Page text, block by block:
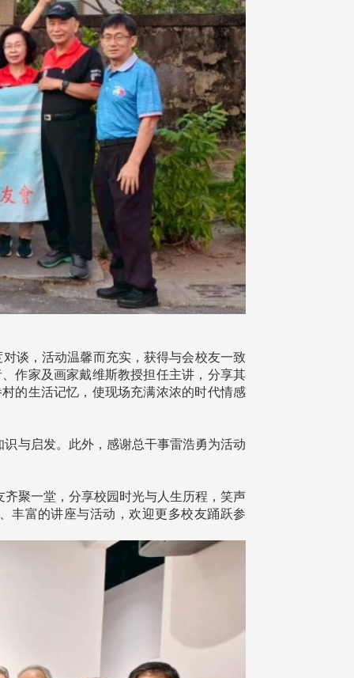
谈，活动温馨而充实，获得与会校友一致
作家及画家戴维斯教授担任主讲，分享其
的生活记忆，使现场充满浓浓的时代情感
与启发。此外，感谢总干事雷浩勇为活动
聚一堂，分享校园时光与人生历程，笑声
丰富的讲座与活动，欢迎更多校友踊跃参